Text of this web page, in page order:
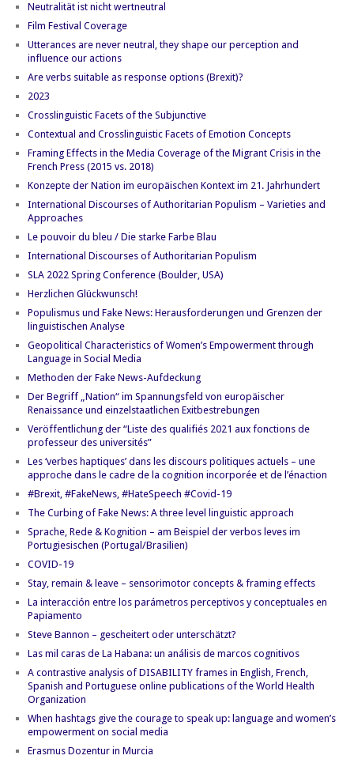
Neutralität ist nicht wertneutral
Film Festival Coverage
Utterances are never neutral, they shape our perception and
influence our actions
Are verbs suitable as response options (Brexit)?
2023
Crosslinguistic Facets of the Subjunctive
Contextual and Crosslinguistic Facets of Emotion Concepts
Framing Effects in the Media Coverage of the Migrant Crisis in the
French Press (2015 vs. 2018)
Konzepte der Nation im europäischen Kontext im 21. Jahrhundert
International Discourses of Authoritarian Populism – Varieties and
Approaches
Le pouvoir du bleu / Die starke Farbe Blau
International Discourses of Authoritarian Populism
SLA 2022 Spring Conference (Boulder, USA)
Herzlichen Glückwunsch!
Populismus und Fake News: Herausforderungen und Grenzen der
linguistischen Analyse
Geopolitical Characteristics of Women’s Empowerment through
Language in Social Media
Methoden der Fake News-Aufdeckung
Der Begriff „Nation“ im Spannungsfeld von europäischer
Renaissance und einzelstaatlichen Exitbestrebungen
Veröffentlichung der “Liste des qualifiés 2021 aux fonctions de
professeur des universités”
Les ‘verbes haptiques’ dans les discours politiques actuels – une
approche dans le cadre de la cognition incorporée et de l’énaction
#Brexit, #FakeNews, #HateSpeech #Covid-19
The Curbing of Fake News: A three level linguistic approach
Sprache, Rede & Kognition – am Beispiel der verbos leves im
Portugiesischen (Portugal/Brasilien)
COVID-19
Stay, remain & leave – sensorimotor concepts & framing effects
La interacción entre los parámetros perceptivos y conceptuales en
Papiamento
Steve Bannon – gescheitert oder unterschätzt?
Las mil caras de La Habana: un análisis de marcos cognitivos
A contrastive analysis of DISABILITY frames in English, French,
Spanish and Portuguese online publications of the World Health
Organization
When hashtags give the courage to speak up: language and women’s
empowerment on social media
Erasmus Dozentur in Murcia